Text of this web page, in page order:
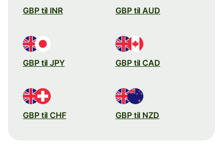
GBP til INR GBP til AUD
GBP til JPY GBP til CAD
GBP til CHF GBP til NZD